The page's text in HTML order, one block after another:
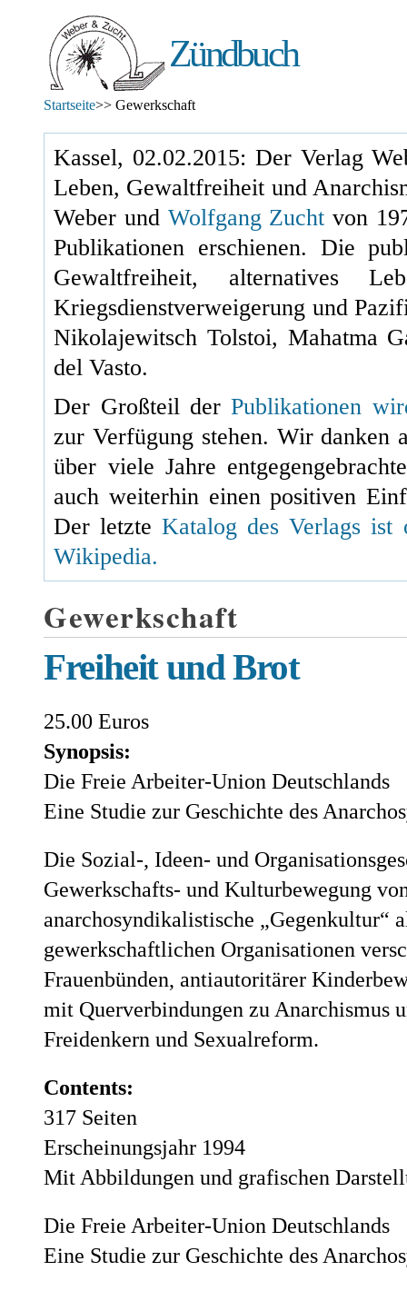
Zündbuch
Startseite>> Gewerkschaft
Kassel, 02.02.2015: Der Verlag
Leben, Gewaltfreiheit und
Weber und Wolfgang Zucht von
Publikationen erschienen. Die
Gewaltfreiheit, alternatives
Kriegsdienstverweigerung und
Nikolajewitsch Tolstoi, Mahatma
del Vasto.
Der Großteil derPublikationen
zur Verfügung stehen. Wir danken
über viele Jahre
auch weiterhin einen positiven
Der letzteKatalog des Verlags ist
Wikipedia.
Gewerkschaft
Freiheit und Brot
25.00 Euros
Synopsis:
Die Freie Arbeiter-Union Deutschlands
Eine Studie zur Geschichte des
Die Sozial-, Ideen- und
Gewerkschafts- und Kulturbewegung
anarchosyndikalistische „Gegenkultur“
gewerkschaftlichen Organisationen
Frauenbünden, antiautoritärer
mit Querverbindungen zu Anarchismus
Freidenkern und Sexualreform.
Contents:
317 Seiten
Erscheinungsjahr 1994
Mit Abbildungen und grafischen
Die Freie Arbeiter-Union Deutschlands
Eine Studie zur Geschichte des